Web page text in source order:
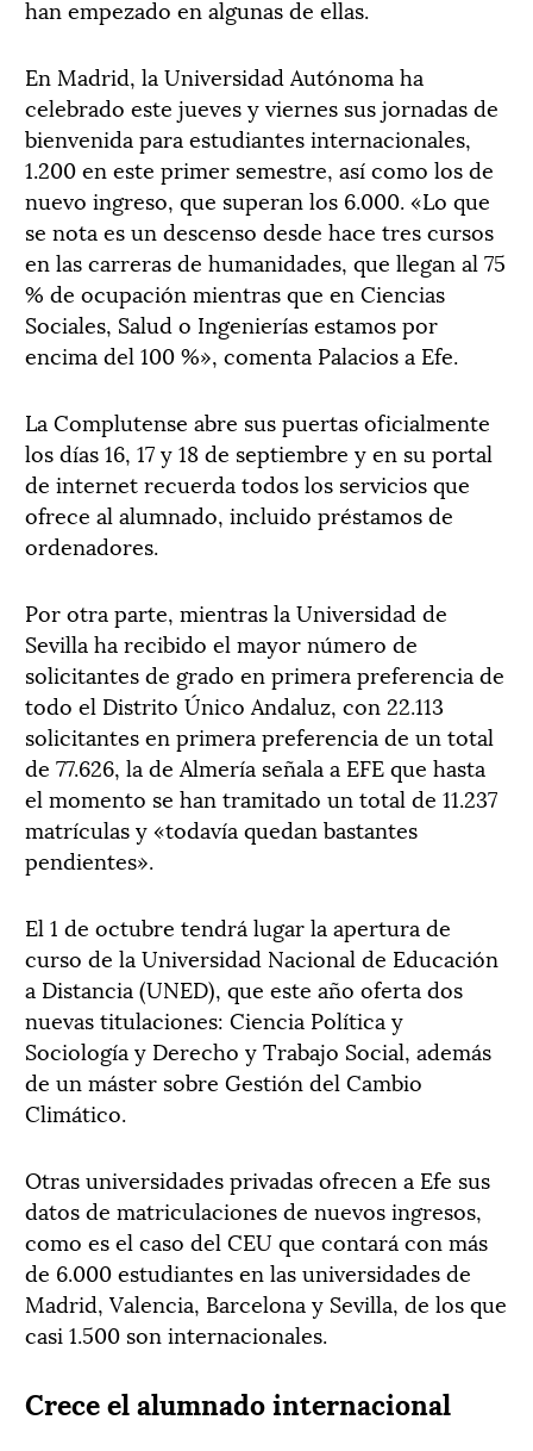
han empezado en algunas de ellas.
En Madrid, la Universidad Autónoma ha
celebrado este jueves y viernes sus jornadas de
bienvenida para estudiantes internacionales,
1.200 en este primer semestre, así como los de
nuevo ingreso, que superan los 6.000. «Lo que
se nota es un descenso desde hace tres cursos
en las carreras de humanidades, que llegan al 75
% de ocupación mientras que en Ciencias
Sociales, Salud o Ingenierías estamos por
encima del 100 %», comenta Palacios a Efe.
La Complutense abre sus puertas oficialmente
los días 16, 17 y 18 de septiembre y en su portal
de internet recuerda todos los servicios que
ofrece al alumnado, incluido préstamos de
ordenadores.
Por otra parte, mientras la Universidad de
Sevilla ha recibido el mayor número de
solicitantes de grado en primera preferencia de
todo el Distrito Único Andaluz, con 22.113
solicitantes en primera preferencia de un total
de 77.626, la de Almería señala a EFE que hasta
el momento se han tramitado un total de 11.237
matrículas y «todavía quedan bastantes
pendientes».
El 1 de octubre tendrá lugar la apertura de
curso de la Universidad Nacional de Educación
a Distancia (UNED), que este año oferta dos
nuevas titulaciones: Ciencia Política y
Sociología y Derecho y Trabajo Social, además
de un máster sobre Gestión del Cambio
Climático.
Otras universidades privadas ofrecen a Efe sus
datos de matriculaciones de nuevos ingresos,
como es el caso del CEU que contará con más
de 6.000 estudiantes en las universidades de
Madrid, Valencia, Barcelona y Sevilla, de los que
casi 1.500 son internacionales.
Crece el alumnado internacional